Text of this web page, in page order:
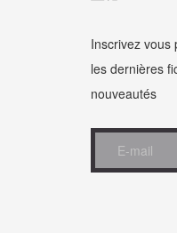
Inscrivez vous
les dernières
nouveautés